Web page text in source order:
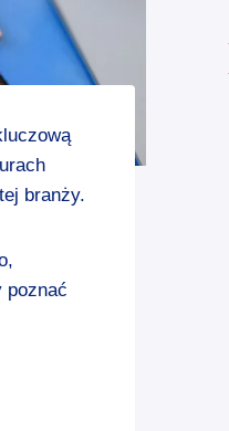
branży.
poznać